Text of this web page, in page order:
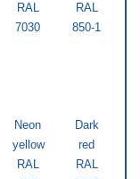
RAL
7030
RAL
850-1
Neon
yellow
RAL
Dark
red
RAL